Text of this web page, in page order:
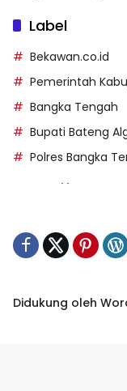
Label
Bekawan.co.id
Pemerintah
Bangka Tengah
Bupati Bateng
Polres Bangka
https://
https://
Didukung oleh